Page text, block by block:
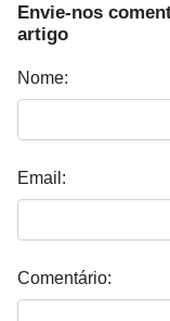
Envie-nos
artigo
Nome:
Email:
Comentário: